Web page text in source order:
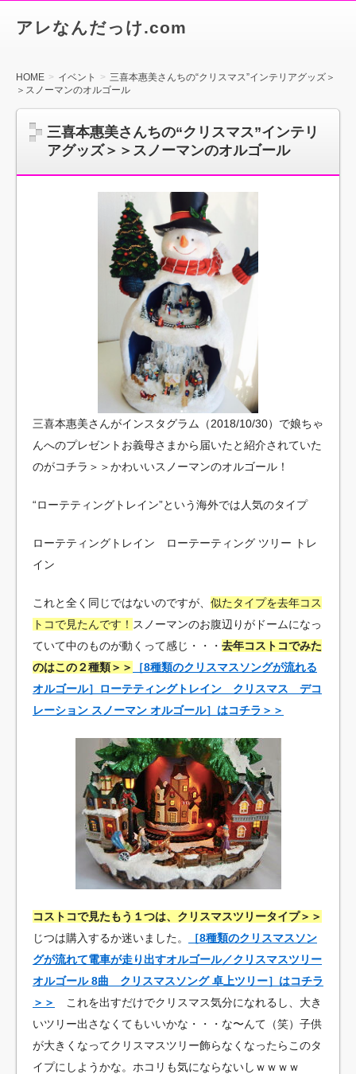
アレなんだっけ.com
HOME イベント
三喜本惠美さんちの“クリスマス”インテリアグッズ＞
＞スノーマンのオルゴール
三喜本惠美さんちの“クリスマス”インテリ
アグッズ＞＞スノーマンのオルゴール
三喜本惠美さんがインスタグラム（2018/10/30）で娘ちゃ
んへのプレゼントお義母さまから届いたと紹介されていた
のがコチラ＞＞かわいいスノーマンのオルゴール！
“ローテティングトレイン”という海外では人気のタイプ
ローテティングトレイン ローテーティング ツリー トレ
イン
これと全く同じではないのですが、 似たタイプを去年コス
トコで見たんです！ スノーマンのお腹辺りがドームになっ
ていて中のものが動くって感じ・・・ 去年コストコでみた
のはこの２種類＞＞
［8種類のクリスマスソングが流れる
オルゴール］ローテティングトレイン クリスマス デコ
レーション スノーマン オルゴール］はコチラ＞＞
コストコで見たもう１つは、クリスマスツリータイプ＞＞
じつは購入するか迷いました。
［8種類のクリスマスソン
グが流れて電車が走り出すオルゴール／クリスマスツリー
オルゴール 8曲 クリスマスソング 卓上ツリー］はコチラ
＞＞
これを出すだけでクリスマス気分になれるし、大き
いツリー出さなくてもいいかな・・・な〜んて（笑）子供
が大きくなってクリスマスツリー飾らなくなったらこのタ
イプにしようかな。ホコリも気にならないしｗｗｗｗ